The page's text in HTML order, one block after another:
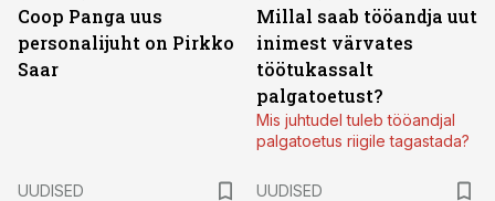
Coop Panga uus
personalijuht on Pirkko
Saar
Millal saab tööandja uut
inimest värvates
töötukassalt
palgatoetust?
Mis juhtudel tuleb tööandjal
palgatoetus riigile tagastada?
UUDISED
UUDISED